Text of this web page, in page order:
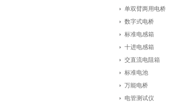
单双臂两用电桥
数字式电桥
标准电感箱
十进电感箱
交直流电阻箱
标准电池
万能电桥
电管测试仪